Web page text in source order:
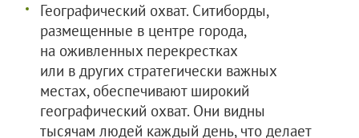
Географический охват. Ситиборды,
размещенные в центре города,
на оживленных перекрестках
или в других стратегически важных
местах, обеспечивают широкий
географический охват. Они видны
тысячам людей каждый день, что делает